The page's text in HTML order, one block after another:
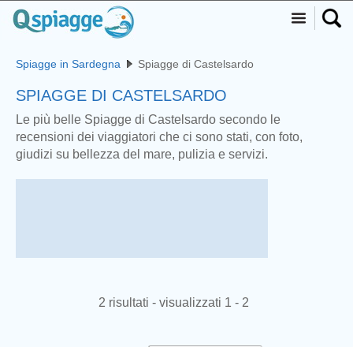
Spiagge in Sardegna Spiagge di Castelsardo
SPIAGGE DI CASTELSARDO
Le più belle Spiagge di Castelsardo secondo le
recensioni dei viaggiatori che ci sono stati, con foto,
giudizi su bellezza del mare, pulizia e servizi.
2 risultati - visualizzati 1 - 2